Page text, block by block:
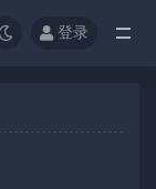
登录